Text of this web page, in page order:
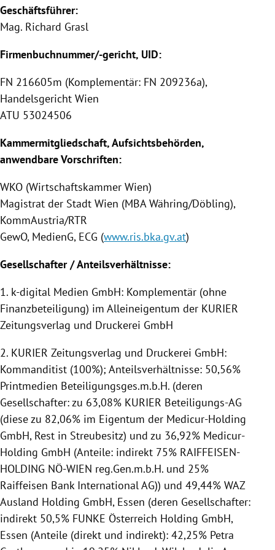
Geschäftsführer:
Mag. Richard Grasl
Firmenbuchnummer/-gericht, UID:
FN 216605m (Komplementär: FN 209236a),
Handelsgericht Wien
ATU 53024506
Kammermitgliedschaft, Aufsichtsbehörden,
anwendbare Vorschriften:
WKO (Wirtschaftskammer Wien)
Magistrat der Stadt Wien (MBA Währing/Döbling),
KommAustria/RTR
GewO, MedienG, ECG (www.ris.bka.gv.at)
Gesellschafter / Anteilsverhältnisse:
1. k-digital Medien GmbH: Komplementär (ohne
Finanzbeteiligung) im Alleineigentum der KURIER
Zeitungsverlag und Druckerei GmbH
2. KURIER Zeitungsverlag und Druckerei GmbH:
Kommanditist (100%); Anteilsverhältnisse: 50,56%
Printmedien Beteiligungsges.m.b.H. (deren
Gesellschafter: zu 63,08% KURIER Beteiligungs-AG
(diese zu 82,06% im Eigentum der Medicur-Holding
GmbH, Rest in Streubesitz) und zu 36,92% Medicur-
Holding GmbH (Anteile: indirekt 75% RAIFFEISEN-
HOLDING NÖ-WIEN reg.Gen.m.b.H. und 25%
Raiffeisen Bank International AG)) und 49,44% WAZ
Ausland Holding GmbH, Essen (deren Gesellschafter:
indirekt 50,5% FUNKE Österreich Holding GmbH,
Essen (Anteile (direkt und indirekt): 42,25% Petra